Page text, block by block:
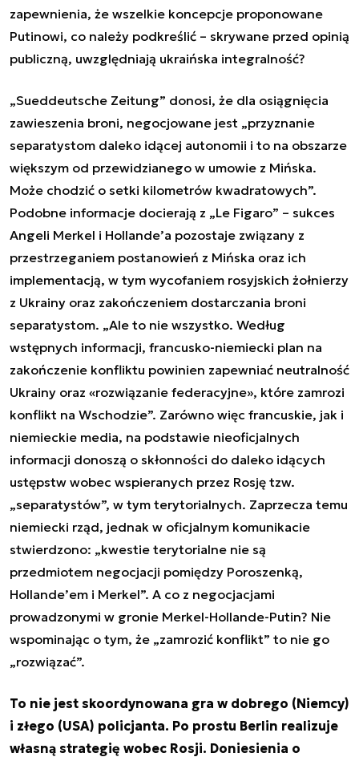
zapewnienia, że wszelkie koncepcje proponowane
Putinowi, co należy podkreślić – skrywane przed opinią
publiczną, uwzględniają ukraińska integralność?
„Sueddeutsche Zeitung” donosi, że dla osiągnięcia
zawieszenia broni, negocjowane jest „przyznanie
separatystom daleko idącej autonomii i to na obszarze
większym od przewidzianego w umowie z Mińska.
Może chodzić o setki kilometrów kwadratowych”.
Podobne informacje docierają z „Le Figaro” – sukces
Angeli Merkel i Hollande’a pozostaje związany z
przestrzeganiem postanowień z Mińska oraz ich
implementacją, w tym wycofaniem rosyjskich żołnierzy
z Ukrainy oraz zakończeniem dostarczania broni
separatystom. „Ale to nie wszystko. Według
wstępnych informacji, francusko-niemiecki plan na
zakończenie konfliktu powinien zapewniać neutralność
Ukrainy oraz «rozwiązanie federacyjne», które zamrozi
konflikt na Wschodzie”. Zarówno więc francuskie, jak i
niemieckie media, na podstawie nieoficjalnych
informacji donoszą o skłonności do daleko idących
ustępstw wobec wspieranych przez Rosję tzw.
„separatystów”, w tym terytorialnych. Zaprzecza temu
niemiecki rząd, jednak w oficjalnym komunikacie
stwierdzono: „kwestie terytorialne nie są
przedmiotem negocjacji pomiędzy Poroszenką,
Hollande’em i Merkel”. A co z negocjacjami
prowadzonymi w gronie Merkel-Hollande-Putin? Nie
wspominając o tym, że „zamrozić konflikt” to nie go
„rozwiązać”.
To nie jest skoordynowana gra w dobrego (Niemcy)
i złego (USA) policjanta. Po prostu Berlin realizuje
własną strategię wobec Rosji. Doniesienia o